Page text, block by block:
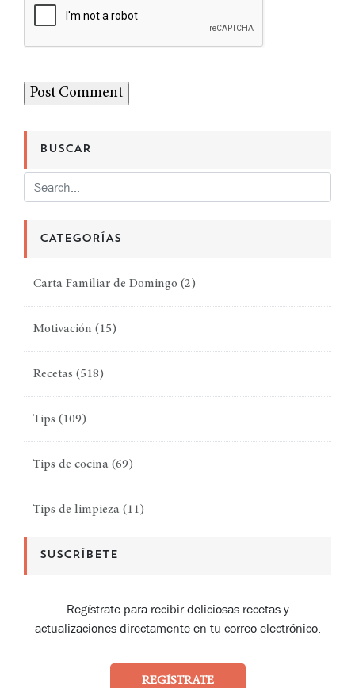
BUSCAR
CATEGORÍAS
Carta Familiar de Domingo (2)
Motivación (15)
Recetas (518)
Tips (109)
Tips de cocina (69)
Tips de limpieza (11)
SUSCRÍBETE
Regístrate para recibir deliciosas recetas y
actualizaciones directamente en tu correo electrónico.
REGÍSTRATE